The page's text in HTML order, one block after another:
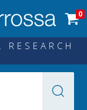
0